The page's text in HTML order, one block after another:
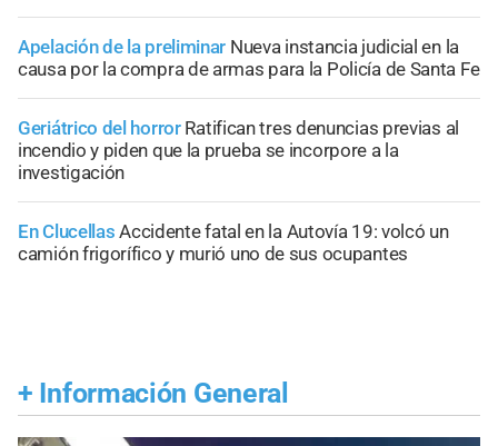
Apelación de la preliminar Nueva instancia judicial en la
causa por la compra de armas para la Policía de Santa Fe
Geriátrico del horror Ratifican tres denuncias previas al
incendio y piden que la prueba se incorpore a la
investigación
En Clucellas Accidente fatal en la Autovía 19: volcó un
camión frigorífico y murió uno de sus ocupantes
+ Información General